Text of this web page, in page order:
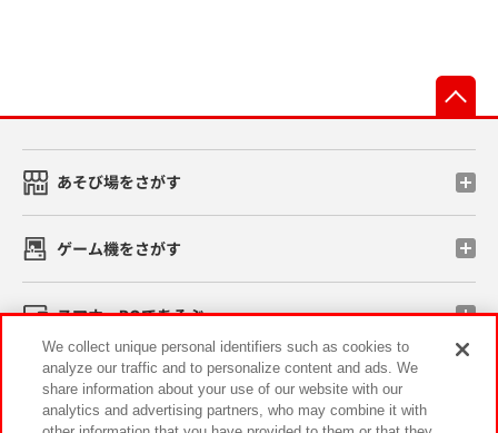
あそび場をさがす
ゲーム機をさがす
スマホ・PCであそぶ
イベント・キャンペーン
We collect unique personal identifiers such as cookies to
analyze our traffic and to personalize content and ads. We
share information about your use of our website with our
analytics and advertising partners, who may combine it with